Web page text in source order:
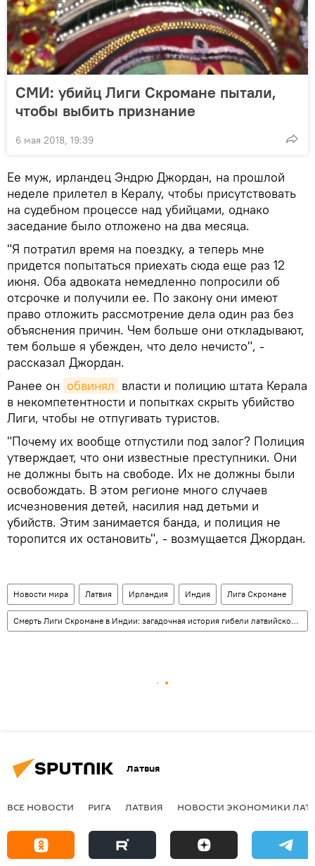
СМИ: убийц Лиги Скромане пытали,
чтобы выбить признание
6 мая 2018, 19:39
Ее муж, ирландец Эндрю Джордан, на прошлой
неделе прилетел в Кералу, чтобы присутствовать
на судебном процессе над убийцами, однако
заседание было отложено на два месяца.
"Я потратил время на поездку, а теперь мне
придется попытаться приехать сюда еще раз 12
июня. Оба адвоката немедленно попросили об
отсрочке и получили ее. По закону они имеют
право отложить рассмотрение дела один раз без
объяснения причин. Чем больше они откладывают,
тем больше я убежден, что дело нечисто", -
рассказал Джордан.
Ранее он обвинял власти и полицию штата Керала
в некомпетентности и попытках скрыть убийство
Лиги, чтобы не отпугивать туристов.
"Почему их вообще отпустили под залог? Полиция
утверждает, что они известные преступники. Они
не должны быть на свободе. Их не должны были
освобождать. В этом регионе много случаев
исчезновения детей, насилия над детьми и
убийств. Этим занимается банда, и полиция не
торопится их остановить", - возмущается Джордан.
Новости мира Латвия Ирландия Индия Лига Скромане
Смерть Лиги Скромане в Индии: загадочная история гибели латвийской гражданки
Латвия
ВСЕ НОВОСТИ РИГА ЛАТВИЯ НОВОСТИ ЭКОНОМИКИ